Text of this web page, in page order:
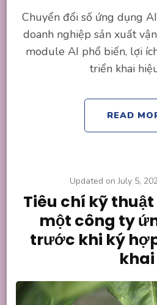
Chuyển đổi số ứng dụng
doanh nghiệp sản xuất
module AI phổ biến, lợi
triển khai
READ
Updated onJuly 5,
Tiêu chí kỹ
một công ty
trước khi ký
khai